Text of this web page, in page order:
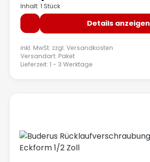
Inhalt: 1 Stück
Details anzeigen
inkl. MwSt. zzgl. Versandkosten
Versandart: Paket
Lieferzeit: 1 - 3 Werktage